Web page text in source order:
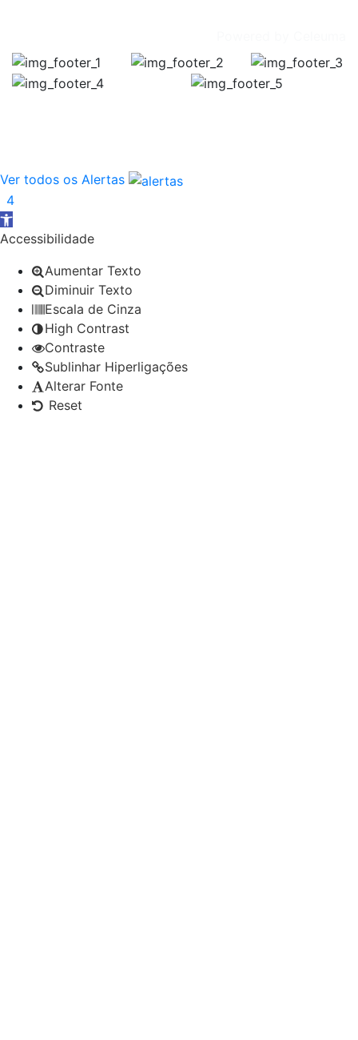
Ver todos os Alertas
4
Open toolbar
Accessibilidade
Aumentar Texto
Diminuir Texto
Escala de Cinza
High Contrast
Contraste
Sublinhar Hiperligações
Alterar Fonte
Reset